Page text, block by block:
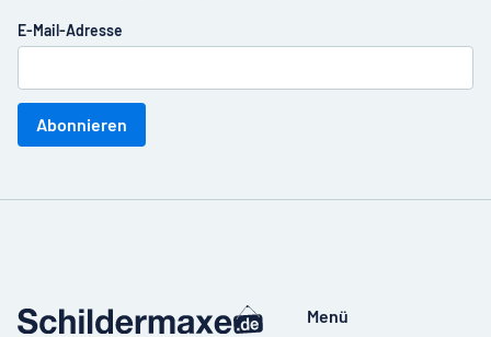
E-Mail-Adresse
Abonnieren
Menü